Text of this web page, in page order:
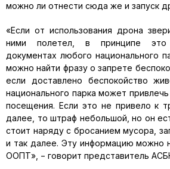
можно ли отнести сюда же и запуск
«Если от использования дрона
ними полетел, в принципе это
документах любого национального
можно найти фразу о запрете
если доставлено беспокойство
национального парка может
посещения. Если это не привело к
далее, то штраф небольшой, но он
стоит наряду с бросанием мусора,
и так далее. Эту информацию можно
ООПТ», − говорит представитель